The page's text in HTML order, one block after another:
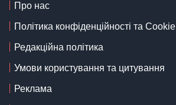
Про нас
Політика конфіденційності та Cookie
Редакційна політика
Умови користування та цитування
Реклама